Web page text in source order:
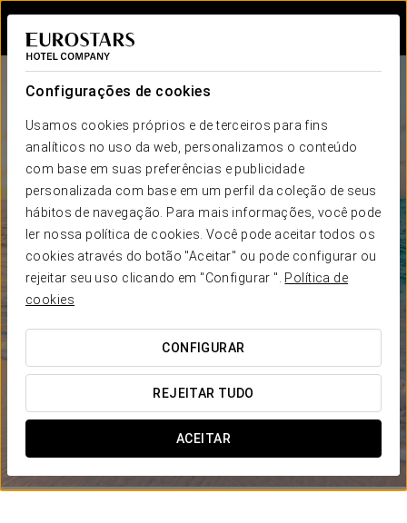
Configurações de cookies
Usamos cookies próprios e de terceiros para fins
analíticos no uso da web, personalizamos o conteúdo
com base em suas preferências e publicidade
personalizada com base em um perfil da coleção de seus
hábitos de navegação. Para mais informações, você pode
ler nossa política de cookies. Você pode aceitar todos os
cookies através do botão "Aceitar" ou pode configurar ou
rejeitar seu uso clicando em "Configurar ". Política de
cookies
CONFIGURAR
REJEITAR TUDO
ACEITAR